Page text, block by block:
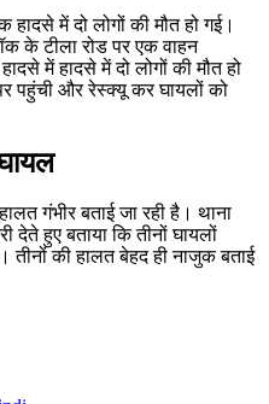
में दो लोगों की मौत हो गई।
के टीला रोड पर एक वाहन
में हादसे में दो लोगों की मौत हो
पहुंची और रेस्क्यू कर घायलों को
गंभीर बताई जा रही है। थाना
देते हुए बताया कि तीनों घायलों
तीनों की हालत बेहद ही नाजुक बताई